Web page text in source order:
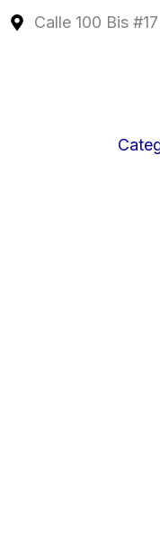
Calle 100 Bis